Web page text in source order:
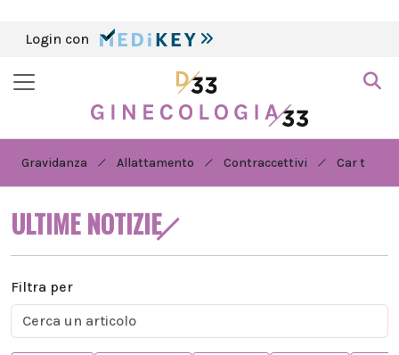
Login con
Gravidanza Allattamento Contraccettivi Car t
ULTIME NOTIZIE
Filtra per